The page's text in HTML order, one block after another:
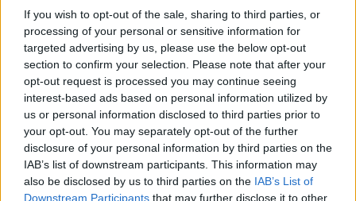
If you wish to opt-out of the sale, sharing to third parties, or
processing of your personal or sensitive information for
targeted advertising by us, please use the below opt-out
section to confirm your selection. Please note that after your
opt-out request is processed you may continue seeing
interest-based ads based on personal information utilized by
us or personal information disclosed to third parties prior to
your opt-out. You may separately opt-out of the further
disclosure of your personal information by third parties on the
IAB’s list of downstream participants. This information may
also be disclosed by us to third parties on the IAB’s List of
Downstream Participants that may further disclose it to other